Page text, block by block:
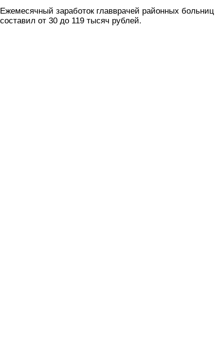
Ежемесячный заработок главврачей районных больниц
составил от 30 до 119 тысяч рублей.